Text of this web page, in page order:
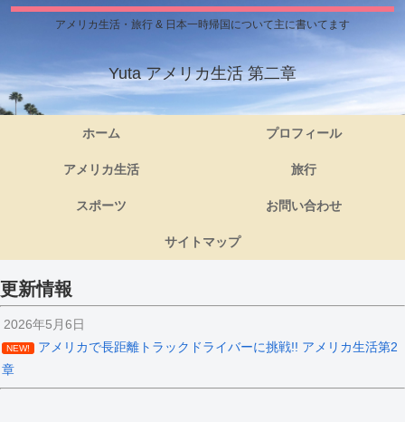
アメリカ生活・旅行 & 日本一時帰国について主に書いてます
Yuta アメリカ生活 第二章
ホーム プロフィール
アメリカ生活 旅行
スポーツ お問い合わせ
サイトマップ
更新情報
2026年5月6日
NEW!
アメリカで長距離トラックドライバーに挑戦!! アメリカ生活第2
章